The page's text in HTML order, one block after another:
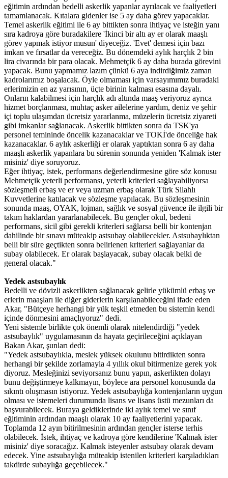
eğitimin ardından bedelli askerlik yapanlar ayrılacak ve faaliyetleri
tamamlanacak. Kıtalara gidenler ise 5 ay daha görev yapacaklar.
Temel askerlik eğitimi ile 6 ay bittikten sonra ihtiyaç ve isteğin yanı
sıra kadroya göre buradakilere 'İkinci bir altı ay er olarak maaşlı
görev yapmak istiyor musun' diyeceğiz. 'Evet' demesi için bazı
imkan ve fırsatlar da vereceğiz. Bu dönemdeki aylık harçlık 2 bin
lira civarında bir para olacak. Mehmetçik 6 ay daha burada görevini
yapacak. Bunu yapmamız lazım çünkü 6 aya indirdiğimiz zaman
kadrolarımız boşalacak. Öyle olmaması için varsayımımız buradaki
erlerimizin en az yarısının, üçte birinin kalması esasına dayalı.
Onların kalabilmesi için harçlık adı altında maaş veriyoruz ayrıca
hizmet borçlanması, muhtaç asker ailelerine yardım, deniz ve şehir
içi toplu ulaşımdan ücretsiz yararlanma, müzelerin ücretsiz ziyareti
gibi imkanlar sağlanacak. Askerlik bittikten sonra da TSK'ya
personel temininde öncelik kazanacaklar ve TOKİ'de önceliğe hak
kazanacaklar. 6 aylık askerliği er olarak yaptıktan sonra 6 ay daha
maaşlı askerlik yapanlara bu sürenin sonunda yeniden 'Kalmak ister
misiniz' diye soruyoruz.
Eğer ihtiyaç, istek, performans değerlendirmesine göre söz konusu
Mehmetçik yeterli performansı, yeterli kriterleri sağlayabiliyorsa
sözleşmeli erbaş ve er veya uzman erbaş olarak Türk Silahlı
Kuvvetlerine katılacak ve sözleşme yapılacak. Bu sözleşmesinin
sonunda maaş, OYAK, lojman, sağlık ve sosyal güvence ile ilgili bir
takım haklardan yararlanabilecek. Bu gençler okul, bedeni
performans, sicil gibi gerekli kriterleri sağlarsa belli bir kontenjan
dahilinde bir sınavı müteakip astsubay olabilecekler. Astsubaylıktan
belli bir süre geçtikten sonra belirlenen kriterleri sağlayanlar da
subay olabilecek. Er olarak başlayacak, subay olacak belki de
general olacak."
Yedek astsubaylık
Bedelli ve dövizli askerlikten sağlanacak gelirle yükümlü erbaş ve
erlerin maaşları ile diğer giderlerin karşılanabileceğini ifade eden
Akar, "Bütçeye herhangi bir yük teşkil etmeden bu sistemin kendi
içinde dönmesini amaçlıyoruz" dedi.
Yeni sistemle birlikte çok önemli olarak nitelendirdiği "yedek
astsubaylık" uygulamasının da hayata geçirileceğini açıklayan
Bakan Akar, şunları dedi:
"Yedek astsubaylıkla, meslek yüksek okulunu bitirdikten sonra
herhangi bir şekilde zorlamayla 4 yıllık okul bitirmenize gerek yok
diyoruz. Mesleğinizi seviyorsanız bunu yapın, askerlikten dolayı
bunu değiştirmeye kalkmayın, böylece ara personel konusunda da
sıkıntı oluşmasın istiyoruz. Yedek astsubaylığa kontenjanların uygun
olması ve istemeleri durumunda lisans ve lisans üstü mezunları da
başvurabilecek. Buraya geldiklerinde iki aylık temel ve sınıf
eğitiminin ardından maaşlı olarak 10 ay faaliyetlerini yapacak.
Toplamda 12 ayın bitirilmesinin ardından gençler isterse terhis
olabilecek. İstek, ihtiyaç ve kadroya göre kendilerine 'Kalmak ister
misiniz' diye soracağız. Kalmak isteyenler astsubay olarak devam
edecek. Yine astsubaylığa müteakip istenilen kriterleri karşıladıkları
takdirde subaylığa geçebilecek."